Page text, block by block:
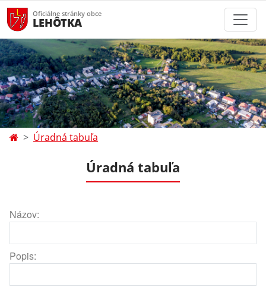
Oficiálne stránky obce
LEHÔTKA
Úradná tabuľa
Úradná tabuľa
Názov:
Popis: